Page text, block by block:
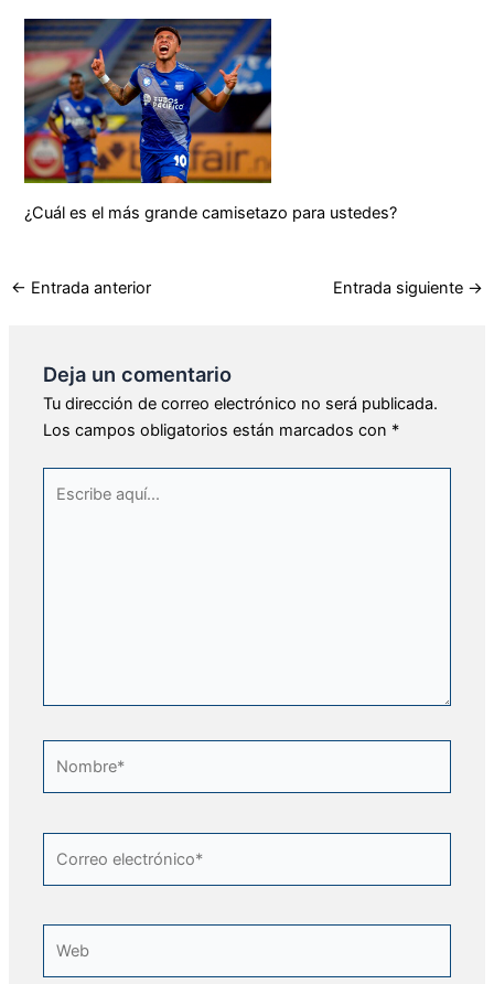
¿Cuál es el más grande camisetazo para ustedes?
← Entrada anterior Entrada siguiente →
Deja un comentario
Tu dirección de correo electrónico no será publicada.
Los campos obligatorios están marcados con *
aquí...
electrónico*